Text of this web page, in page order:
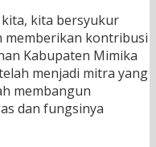
kita bersyukur
memberikan kontribusi
Kabupaten Mimika
menjadi mitra yang
membangun
dan fungsinya